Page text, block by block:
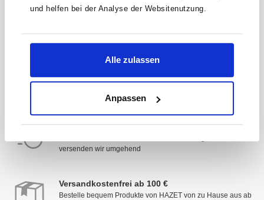
und helfen bei der Analyse der Websitenutzung.
Alle zulassen
Anpassen
Datenschutzbestimmungen. Alle Daten werden vertraulich
Schnelle Lieferung
versenden wir umgehend
Versandkostenfrei ab 100 €
Bestelle bequem Produkte von HAZET von zu Hause aus ab